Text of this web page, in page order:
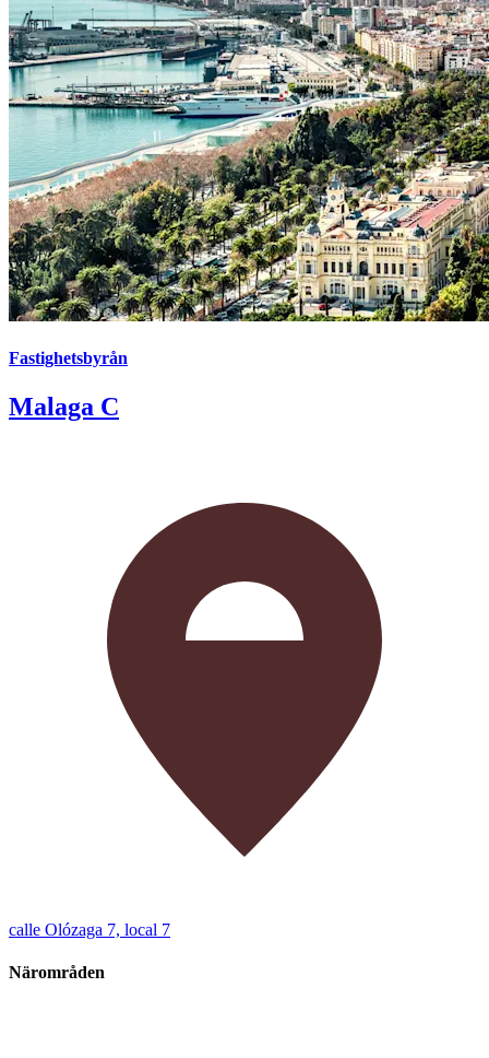
Fastighetsbyrån
Malaga C
calle Olózaga 7, local 7
Närområden